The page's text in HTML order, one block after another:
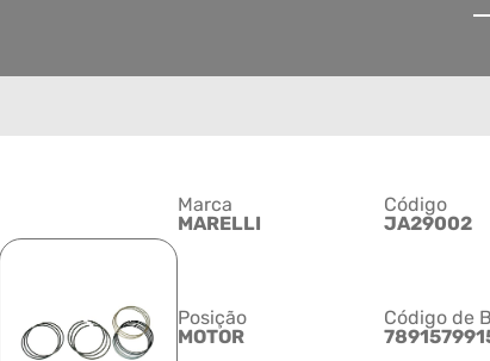
Marca
MARELLI
Código
JA29002
Posição
MOTOR
Código de